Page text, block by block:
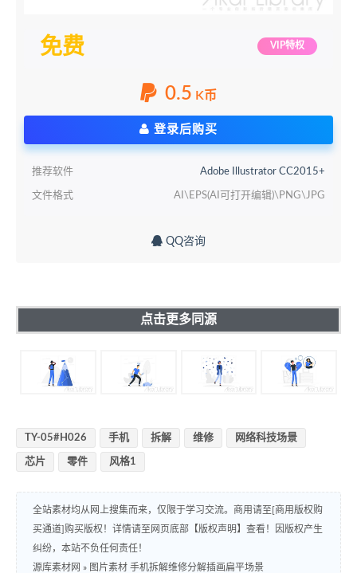
免费 VIP特权
0.5 K币
登录后购买
推荐软件 Adobe Illustrator CC2015+
文件格式 AI\EPS(AI可打开编辑)\PNG\JPG
QQ咨询
点击更多同源
TY-05#H026 手机 拆解 维修 网络科技场景
芯片 零件 风格1
全站素材均从网上搜集而来，仅限于学习交流。商用请至[商用版权购
买通道]购买版权！详情请至网页底部【版权声明】查看！因版权产生
纠纷，本站不负任何责任！
源库素材网 » 图片素材 手机拆解维修分解插画扁平场景